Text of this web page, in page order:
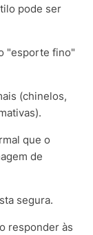
pode ser
"esporte fino"
(chinelos,
que o
de
segura.
responder às